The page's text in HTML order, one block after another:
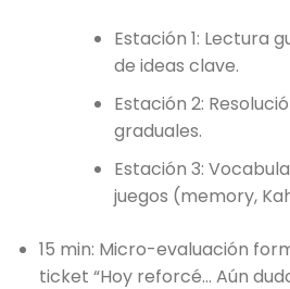
Estación 1: Lectura
de ideas clave.
Estación 2:
graduales.
Estación 3:
juegos (memory,
15 min: Micro-evaluación
ticket “Hoy reforcé… Aún